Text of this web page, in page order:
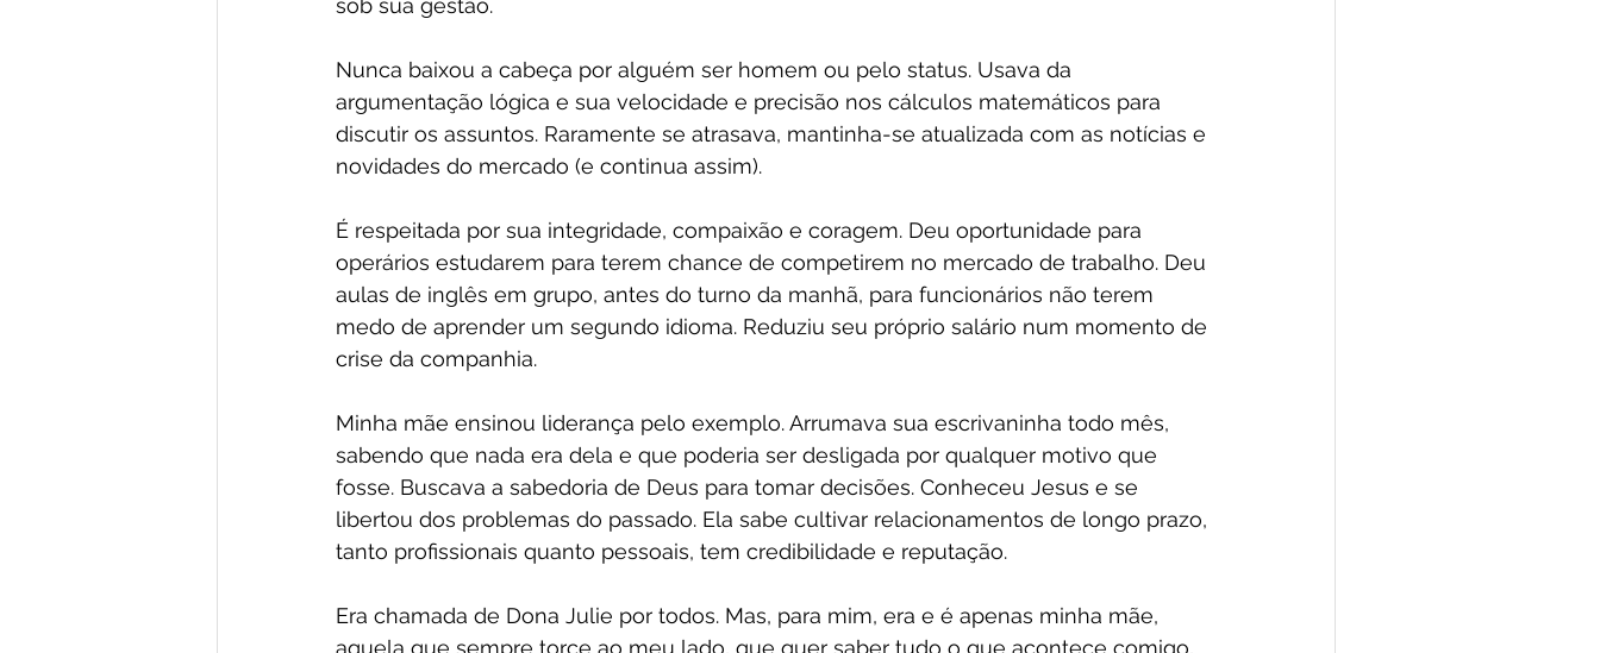
sob sua gestão.
Nunca baixou a cabeça por alguém ser homem ou pelo status. Usava da
argumentação lógica e sua velocidade e precisão nos cálculos matemáticos para
discutir os assuntos. Raramente se atrasava, mantinha-se atualizada com as notícias e
novidades do mercado (e continua assim).
É respeitada por sua integridade, compaixão e coragem. Deu oportunidade para
operários estudarem para terem chance de competirem no mercado de trabalho. Deu
aulas de inglês em grupo, antes do turno da manhã, para funcionários não terem
medo de aprender um segundo idioma. Reduziu seu próprio salário num momento de
crise da companhia.
Minha mãe ensinou liderança pelo exemplo. Arrumava sua escrivaninha todo mês,
sabendo que nada era dela e que poderia ser desligada por qualquer motivo que
fosse. Buscava a sabedoria de Deus para tomar decisões. Conheceu Jesus e se
libertou dos problemas do passado. Ela sabe cultivar relacionamentos de longo prazo,
tanto profissionais quanto pessoais, tem credibilidade e reputação.
Era chamada de Dona Julie por todos. Mas, para mim, era e é apenas minha mãe,
aquela que sempre torce ao meu lado, que quer saber tudo o que acontece comigo,